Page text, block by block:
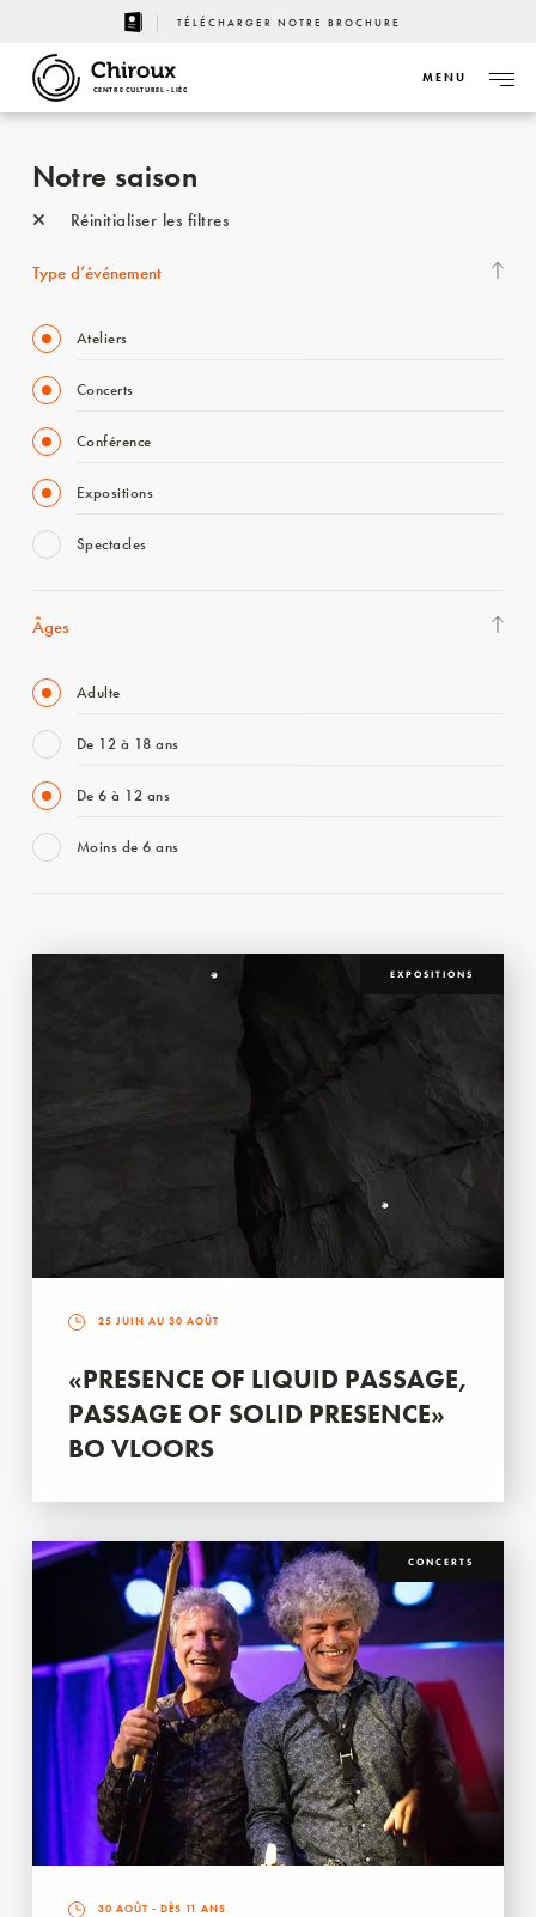
TÉLÉCHARGER NOTRE BROCHURE
CENTRE CULTUREL - LIÈGE
MENU
Notre saison
Réinitialiser les filtres
Type d’événement
Ateliers
Concerts
Conférence
Expositions
Spectacles
Âges
Adulte
De 12 à 18 ans
De 6 à 12 ans
Moins de 6 ans
EXPOSITIONS
25 JUIN AU 30 AOÛT
«PRESENCE OF LIQUID PASSAGE,
PASSAGE OF SOLID PRESENCE»
BO VLOORS
CONCERTS
30 AOÛT - DÈS 11 ANS